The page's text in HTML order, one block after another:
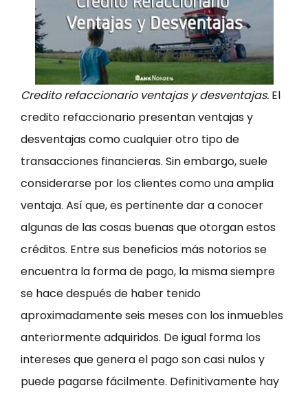
Credito refaccionario ventajas y desventajas. El
credito refaccionario presentan ventajas y
desventajas como cualquier otro tipo de
transacciones financieras. Sin embargo, suele
considerarse por los clientes como una amplia
ventaja. Así que, es pertinente dar a conocer
algunas de las cosas buenas que otorgan estos
créditos. Entre sus beneficios más notorios se
encuentra la forma de pago, la misma siempre
se hace después de haber tenido
aproximadamente seis meses con los inmuebles
anteriormente adquiridos. De igual forma los
intereses que genera el pago son casi nulos y
puede pagarse fácilmente. Definitivamente hay